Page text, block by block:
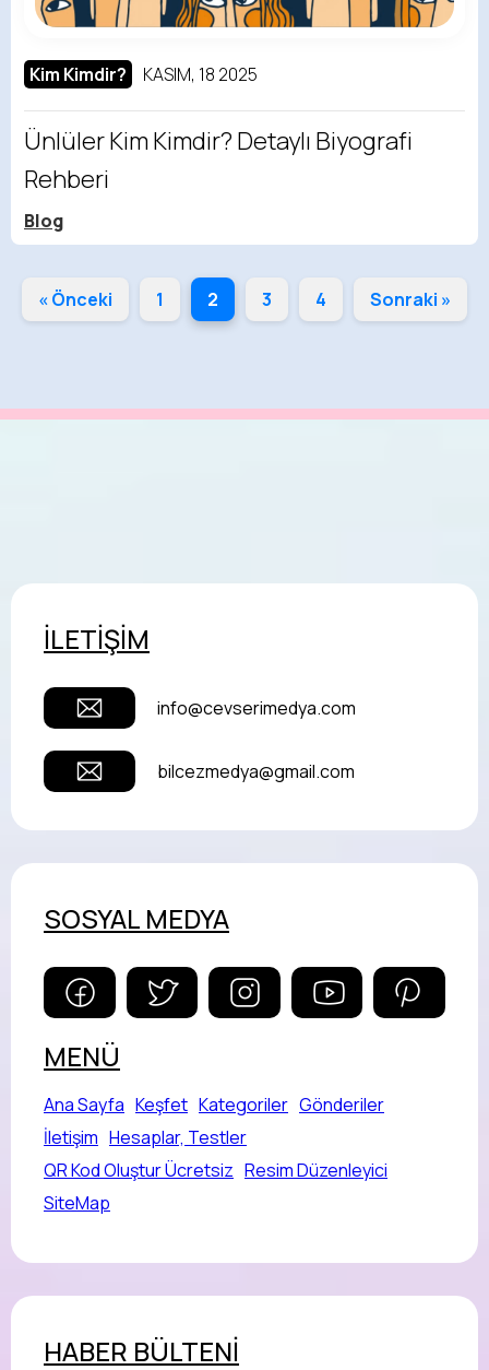
Kim Kimdir? KASIM, 18 2025
Ünlüler Kim Kimdir? Detaylı Biyografi
Rehberi
Blog
« Önceki 1 2 3 4 Sonraki »
İLETİŞİM
info@cevserimedya.com
bilcezmedya@gmail.com
SOSYAL MEDYA
MENÜ
Ana Sayfa Keşfet Kategoriler Gönderiler
İletişim Hesaplar, Testler
QR Kod Oluştur Ücretsiz Resim Düzenleyici
SiteMap
HABER BÜLTENİ